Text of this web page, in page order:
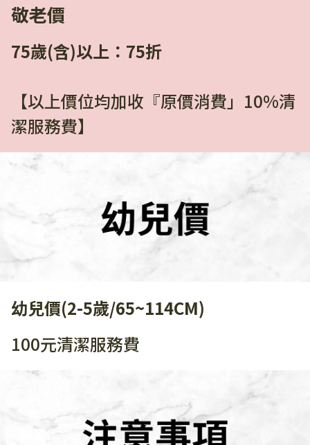
敬老價
75歲(含)以上：75折
【以上價位均加收『原價消費」10%清
潔服務費】
幼兒價(2-5歲/65~114CM)
100元清潔服務費